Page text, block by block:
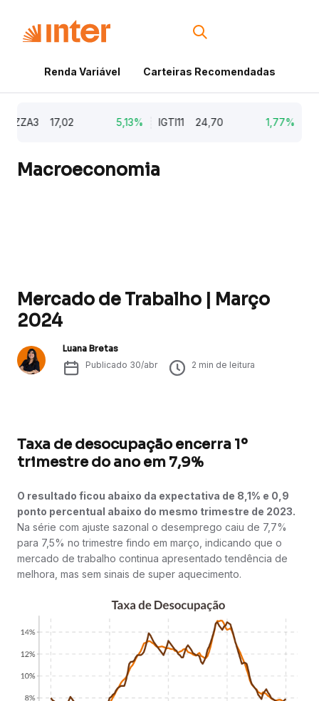
Renda Variável Carteiras Recomendadas
17,02 5,13% IGTI11 24,70 1,77%
Macroeconomia
Mercado de Trabalho | Março
2024
Luana Bretas
Publicado 30/abr 2 min de leitura
Taxa de desocupação encerra 1º
trimestre do ano em 7,9%
O resultado ficou abaixo da expectativa de 8,1% e 0,9
ponto percentual abaixo do mesmo trimestre de 2023.
Na série com ajuste sazonal o desemprego caiu de 7,7%
para 7,5% no trimestre findo em março, indicando que o
mercado de trabalho continua apresentado tendência de
melhora, mas sem sinais de super aquecimento.